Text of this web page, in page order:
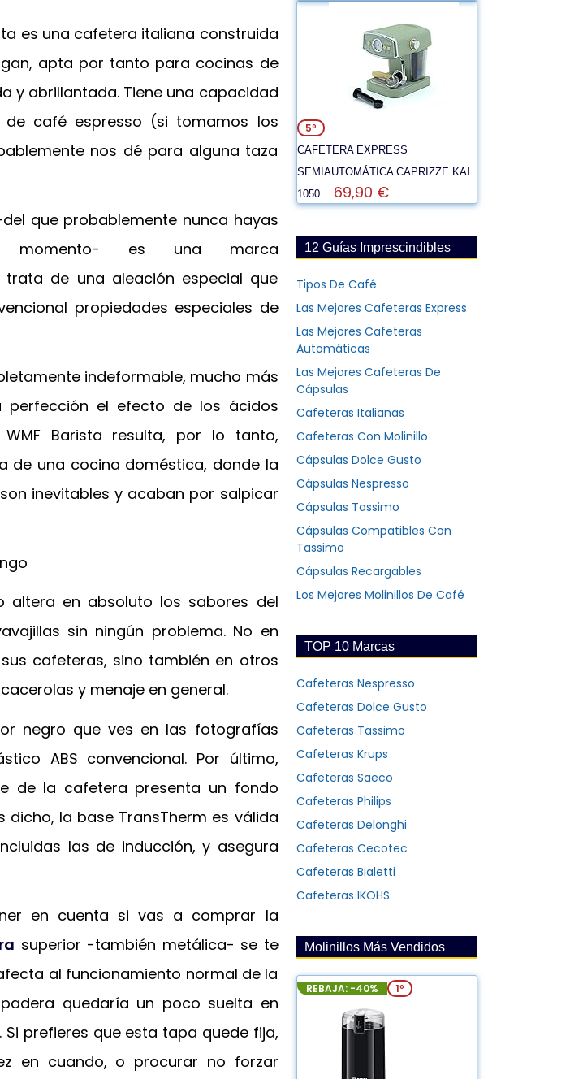
es una cafetera italiana construida
apta por tanto para cocinas de
y abrillantada. Tiene una capacidad
café espresso (si tomamos los
nos dé para alguna taza
que probablemente nunca hayas
es una marca
trata de una aleación especial que
propiedades especiales de
indeformable, mucho más
el efecto de los ácidos
Barista resulta, por lo tanto,
de una cocina doméstica, donde la
inevitables y acaban por salpicar
altera en absoluto los sabores del
sin ningún problema. No en
cafeteras, sino también en otros
y menaje en general.
negro que ves en las fotografías
ABS convencional. Por último,
de la cafetera presenta un fondo
dicho, la base TransTherm es válida
las de inducción, y asegura
en cuenta si vas a comprar la
superior -también metálica- se te
al funcionamiento normal de la
quedaría un poco suelta en
prefieres que esta tapa quede fija,
en cuando, o procurar no forzar
5º
CAFETERA EXPRESS
SEMIAUTOMÁTICA CAPRIZZE KAI
1050... 69,90 €
12 Guías Imprescindibles
Tipos De Café
Las Mejores Cafeteras Express
Las Mejores Cafeteras
Automáticas
Las Mejores Cafeteras De
Cápsulas
Cafeteras Italianas
Cafeteras Con Molinillo
Cápsulas Dolce Gusto
Cápsulas Nespresso
Cápsulas Tassimo
Cápsulas Compatibles Con
Tassimo
Cápsulas Recargables
Los Mejores Molinillos De Café
TOP 10 Marcas
Cafeteras Nespresso
Cafeteras Dolce Gusto
Cafeteras Tassimo
Cafeteras Krups
Cafeteras Saeco
Cafeteras Philips
Cafeteras Delonghi
Cafeteras Cecotec
Cafeteras Bialetti
Cafeteras IKOHS
Molinillos Más Vendidos
REBAJA: -40% 1º